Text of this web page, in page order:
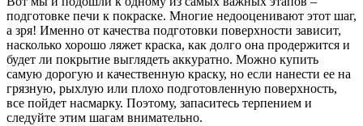
подготовке печи к покраске. Многие недооценивают этот шаг,
а зря! Именно от качества подготовки поверхности зависит,
насколько хорошо ляжет краска, как долго она продержится и
будет ли покрытие выглядеть аккуратно. Можно купить
самую дорогую и качественную краску, но если нанести ее на
грязную, рыхлую или плохо подготовленную поверхность,
все пойдет насмарку. Поэтому, запаситесь терпением и
следуйте этим шагам внимательно.